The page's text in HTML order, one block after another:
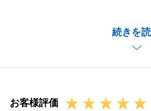
続きを
もご連絡をお待ちしておりま
お客様評価